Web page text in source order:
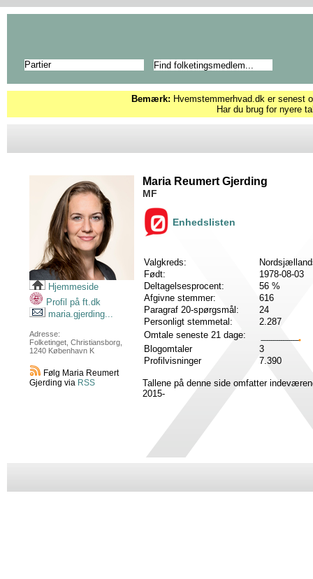
Partier
Bemærk: Hvemstemmerhvad.dk er senest
Har du brug for nyere
Hjemmeside
Profil på ft.dk
maria.gjerding...
Adresse:
Folketinget, Christiansborg,
1240 København K
Følg Maria Reumert
Gjerding via RSS
Maria Reumert Gjerding
MF
Enhedslisten
Valgkreds:
Født:
1978-08-03
Deltagelsesprocent:
56 %
Afgivne stemmer:
616
Paragraf 20-spørgsmål:
24
Personligt stemmetal:
2.287
Omtale seneste 21 dage:
Blogomtaler
3
Profilvisninger
7.390
Tallene på denne side omfatter
2015-